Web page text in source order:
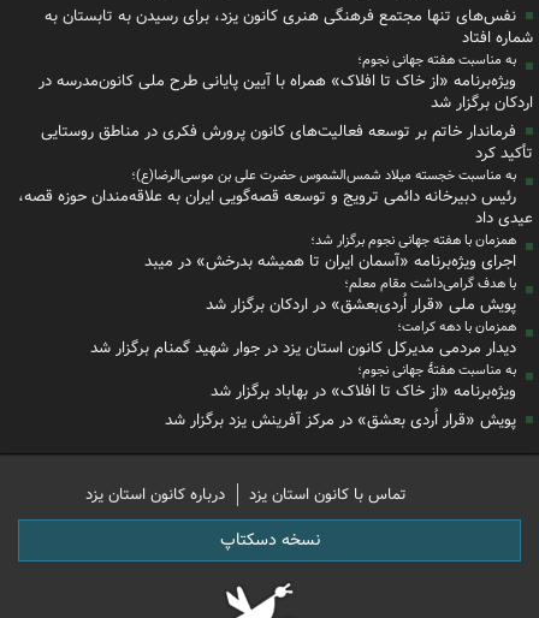
نفس‌های تنها مجتمع فرهنگی هنری کانون یزد، برای رسیدن به تابستان به
شماره افتاد
به مناسبت هفته جهانی نجوم؛
ویژه‌برنامه «از خاک تا افلاک» همراه با آیین پایانی طرح ملی کانون‌مدرسه در
اردکان برگزار شد
فرماندار خاتم بر توسعه فعالیت‌های کانون پرورش فکری در مناطق روستایی
تأکید کرد
به مناسبت خجسته میلاد شمس‌الشموس حضرت علی‌ بن موسی‌الرضا(ع)؛
رئیس دبیرخانه دائمی ترویج و توسعه قصه‌گویی ایران به علاقه‌مندان حوزه قصه،
عیدی داد
همزمان با هفته جهانی نجوم برگزار شد؛
اجرای ویژه‌برنامه «آسمان ایران تا همیشه بدرخش» در میبد
با هدف گرامی‌داشت مقام معلم؛
پویش ملی «قرار اُردی‌بعشق» در اردکان برگزار شد
همزمان با دهه کرامت؛
دیدار مردمی مدیرکل کانون استان یزد در جوار شهید گمنام برگزار شد
به مناسبت هفتهٔ جهانی نجوم؛
ویژه‌برنامه «از خاک تا افلاک» در بهاباد برگزار شد
پویش «قرار اُردی بعشق» در مرکز آفرینش یزد برگزار شد
تماس با کانون استان یزد درباره کانون استان یزد
نسخه دسکتاپ